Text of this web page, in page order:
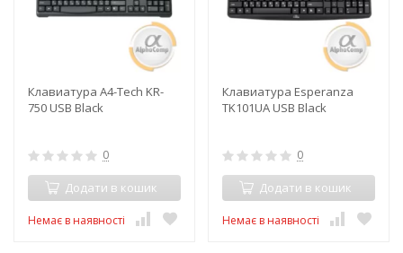
Клавиатура A4-Tech KR-
750 USB Black
0
Додати в кошик
Немає в наявності
Клавиатура Esperanza
TK101UA USB Black
0
Додати в кошик
Немає в наявності